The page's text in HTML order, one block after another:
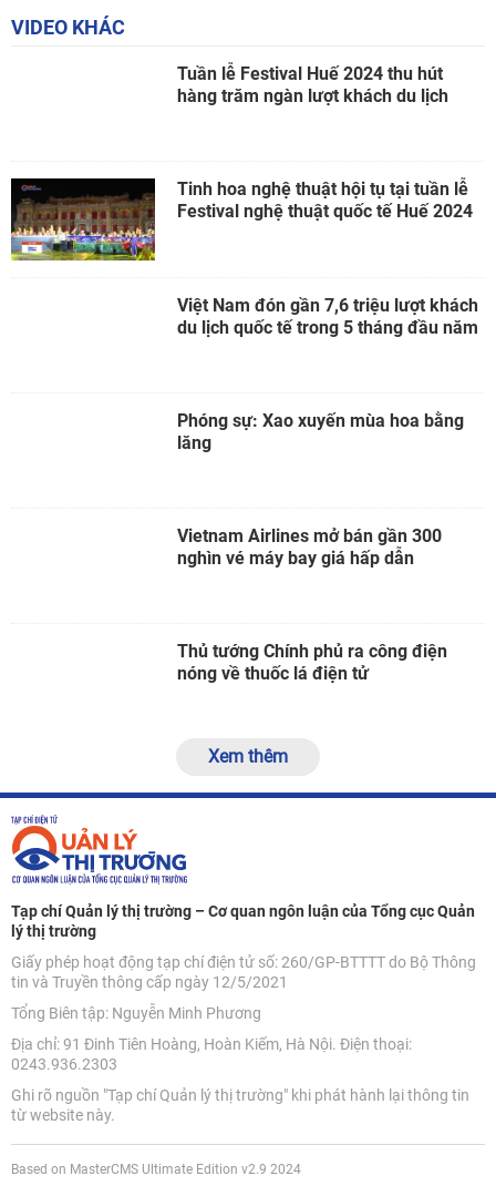
VIDEO KHÁC
Tuần lễ Festival Huế 2024 thu hút
hàng trăm ngàn lượt khách du lịch
Tinh hoa nghệ thuật hội tụ tại tuần lễ
Festival nghệ thuật quốc tế Huế 2024
Việt Nam đón gần 7,6 triệu lượt khách
du lịch quốc tế trong 5 tháng đầu năm
Phóng sự: Xao xuyến mùa hoa bằng
lăng
Vietnam Airlines mở bán gần 300
nghìn vé máy bay giá hấp dẫn
Thủ tướng Chính phủ ra công điện
nóng về thuốc lá điện tử
Xem thêm
Tạp chí Quản lý thị trường – Cơ quan ngôn luận của Tổng cục Quản
lý thị trường
Giấy phép hoạt động tạp chí điện tử số: 260/GP-BTTTT do Bộ Thông
tin và Truyền thông cấp ngày 12/5/2021
Tổng Biên tập: Nguyễn Minh Phương
Địa chỉ: 91 Đinh Tiên Hoàng, Hoàn Kiếm, Hà Nội. Điện thoại:
0243.936.2303
Ghi rõ nguồn "Tạp chí Quản lý thị trường" khi phát hành lại thông tin
từ website này.
Based on MasterCMS Ultimate Edition v2.9 2024